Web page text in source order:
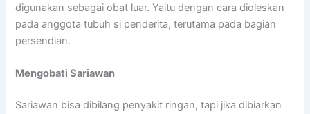
digunakan sebagai obat luar. Yaitu dengan cara dioleskan
pada anggota tubuh si penderita, terutama pada bagian
persendian.
Mengobati Sariawan
Sariawan bisa dibilang penyakit ringan, tapi jika dibiarkan